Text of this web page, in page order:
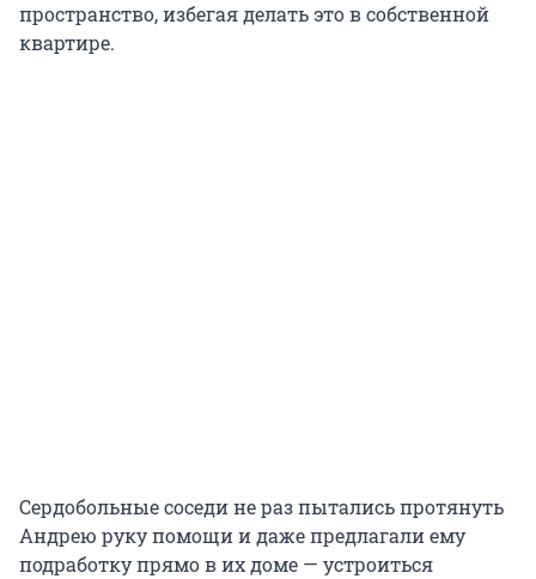
пространство, избегая делать это в собственной
квартире.
Сердобольные соседи не раз пытались протянуть
Андрею руку помощи и даже предлагали ему
подработку прямо в их доме — устроиться